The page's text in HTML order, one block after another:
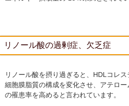
リノール酸の過剰症、欠乏症
リノール酸を摂り過ぎると、HDLコレ
細胞膜脂質の構成を変化させ、アテロ
の罹患率を高めると言われています。